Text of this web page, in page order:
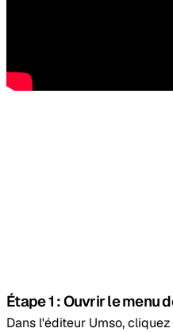
Étape 1 : Ouvrir le menu
Dans l'éditeur Umso,